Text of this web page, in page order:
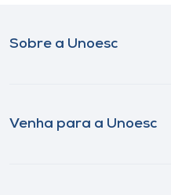
Sobre a Unoesc
Venha para a Unoesc